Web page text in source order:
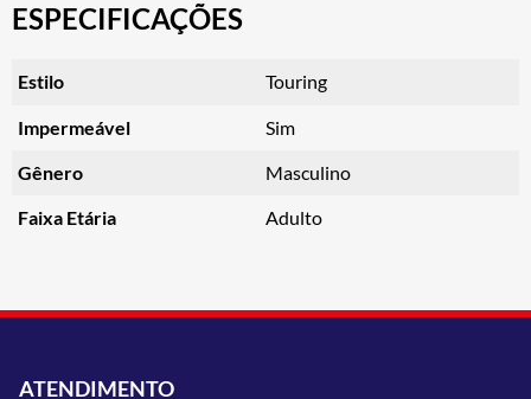
ESPECIFICAÇÕES
Estilo Touring
Impermeável Sim
Gênero Masculino
Faixa Etária Adulto
ATENDIMENTO